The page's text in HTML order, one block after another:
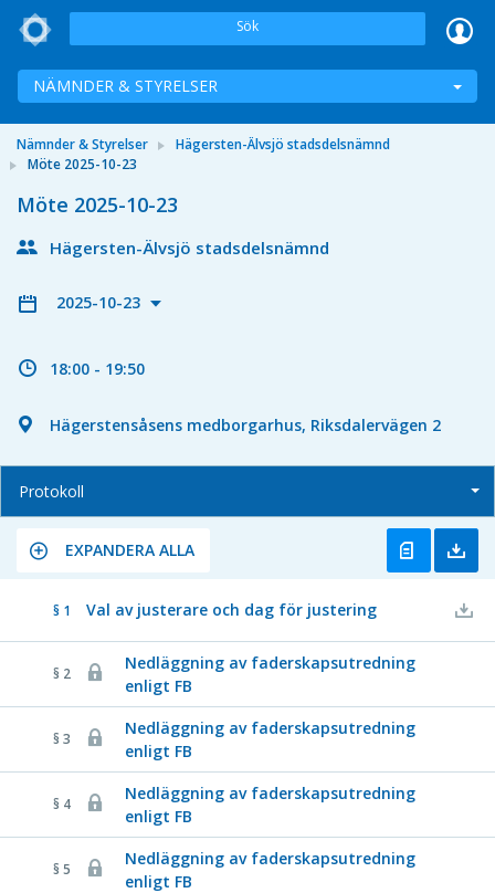
Sök
NÄMNDER & STYRELSER
Nämnder & Styrelser
Hägersten-Älvsjö stadsdelsnämnd
Möte 2025-10-23
Möte 2025-10-23
Hägersten-Älvsjö stadsdelsnämnd
2025-10-23
18:00 - 19:50
Hägerstensåsens medborgarhus, Riksdalervägen 2
Protokoll
EXPANDERA ALLA
§ 1 Val av justerare och dag för justering
§ 2
Nedläggning av faderskapsutredning
enligt FB
§ 3
Nedläggning av faderskapsutredning
enligt FB
§ 4
Nedläggning av faderskapsutredning
enligt FB
§ 5
Nedläggning av faderskapsutredning
enligt FB